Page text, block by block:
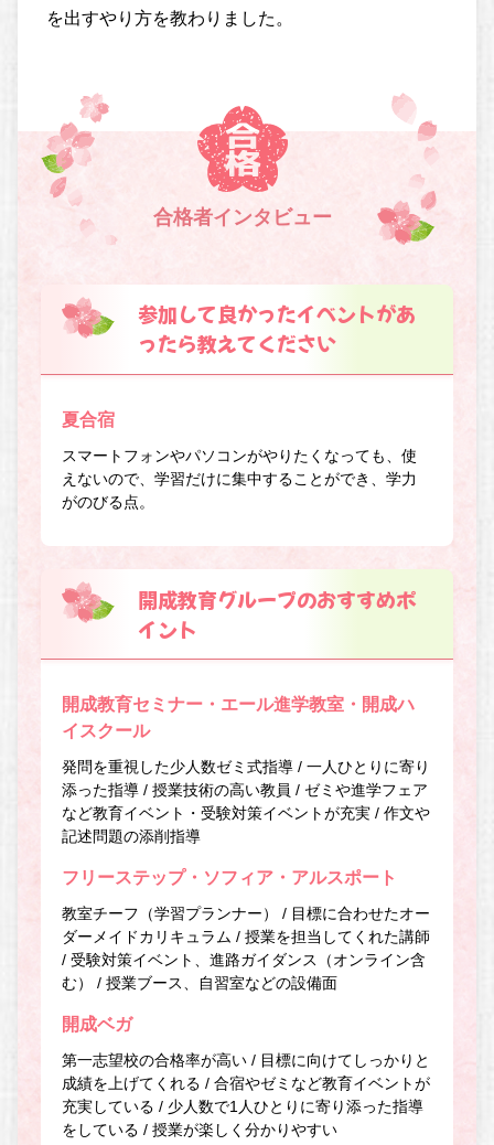
を出すやり方を教わりました。
合格者インタビュー
参加して良かったイベントがあ
ったら教えてください
夏合宿
スマートフォンやパソコンがやりたくなっても、使
えないので、学習だけに集中することができ、学力
がのびる点。
開成教育グループのおすすめポ
イント
開成教育セミナー・エール進学教室・開成ハ
イスクール
発問を重視した少人数ゼミ式指導 / 一人ひとりに寄り
添った指導 / 授業技術の高い教員 / ゼミや進学フェア
など教育イベント・受験対策イベントが充実 / 作文や
記述問題の添削指導
フリーステップ・ソフィア・アルスポート
教室チーフ（学習プランナー） / 目標に合わせたオー
ダーメイドカリキュラム / 授業を担当してくれた講師
/ 受験対策イベント、進路ガイダンス（オンライン含
む） / 授業ブース、自習室などの設備面
開成ベガ
第一志望校の合格率が高い / 目標に向けてしっかりと
成績を上げてくれる / 合宿やゼミなど教育イベントが
充実している / 少人数で1人ひとりに寄り添った指導
をしている / 授業が楽しく分かりやすい